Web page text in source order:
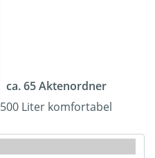
ca. 65 Aktenordner
500 Liter komfortabel